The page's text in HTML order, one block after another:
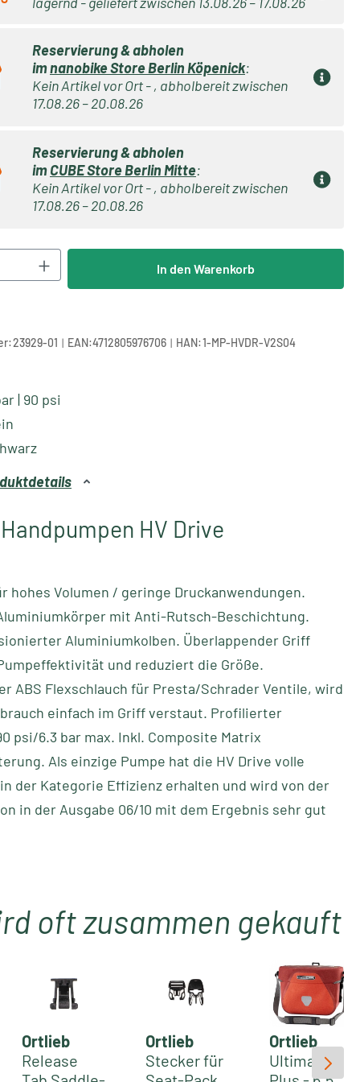
Reservierung & abholen
imnanobike Store Berlin Köpenick:
Kein Artikel vor Ort - , abholbereit zwischen
17.08.26 – 20.08.26
Reservierung & abholen
imCUBE Store Berlin Mitte:
Kein Artikel vor Ort - , abholbereit zwischen
17.08.26 – 20.08.26
Gib den gewünschten Wert ein
In den Warenkorb
23929-01 | EAN:4712805976706 | HAN:1-MP-HVDR-V2S04
| 90 psi
HV Drive
hohes Volumen / geringe Druckanwendungen.
mit Anti-Rutsch-Beschichtung.
Aluminiumkolben. Überlappender Griff
und reduziert die Größe.
ABS Flexschlauch für Presta/Schrader Ventile, wird
einfach im Griff verstaut. Profilierter
psi/6.3 bar max. Inkl. Composite Matrix
Als einzige Pumpe hat die HV Drive volle
der Kategorie Effizienz erhalten und wird von der
in der Ausgabe 06/10 mit dem Ergebnis sehr gut
oft zusammen gekauft
Ortlieb
Release
Ortlieb
Stecker für
Ortlieb
Ultimate